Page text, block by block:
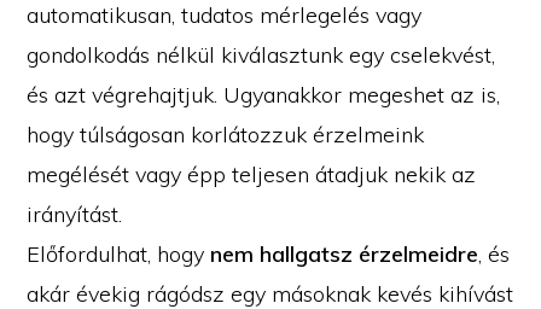
automatikusan, tudatos mérlegelés vagy
gondolkodás nélkül kiválasztunk egy cselekvést,
és azt végrehajtjuk. Ugyanakkor megeshet az is,
hogy túlságosan korlátozzuk érzelmeink
megélését vagy épp teljesen átadjuk nekik az
irányítást.
Előfordulhat, hogy nem hallgatsz érzelmeidre, és
akár évekig rágódsz egy másoknak kevés kihívást